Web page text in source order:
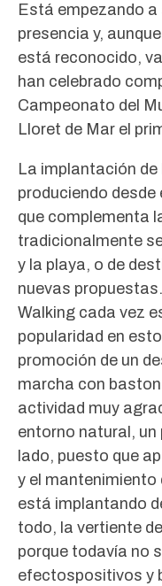
Está empezando
presencia y,
está reconocido,
han celebrado
Campeonato del
Lloret de Mar el
La implantación
produciendo
que complementa
tradicionalmente
y la playa, o de
nuevas
Walking cada vez
popularidad en
promoción de un
marcha con
actividad muy
entorno natural, un
lado, puesto que
y el
está implantando
todo, la vertiente
porque todavía no
efectospositivos y